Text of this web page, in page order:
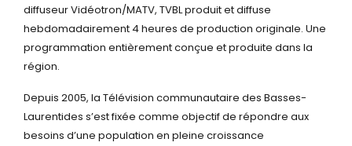
diffuseur Vidéotron/MATV, TVBL produit et diffuse
hebdomadairement 4 heures de production originale. Une
programmation entièrement conçue et produite dans la
région.
Depuis 2005, la Télévision communautaire des Basses-
Laurentides s’est fixée comme objectif de répondre aux
besoins d’une population en pleine croissance